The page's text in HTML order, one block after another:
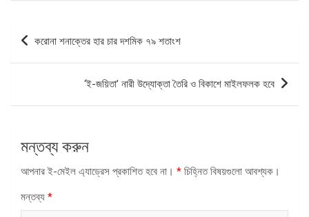
পোস্ট
করোনা শনাক্তের হার চার দশমিক ৭৯ শতাংশ
‘ই-জয়িতা’ নারী উদ্যোক্তা তৈরি ও বিকাশে মাইলফলক হবে
মন্তব্য করুন
আপনার ই-মেইল এ্যাড্রেস প্রকাশিত হবে না। * চিহ্নিত বিষয়গুলো আবশ্যক।
মন্তব্য *